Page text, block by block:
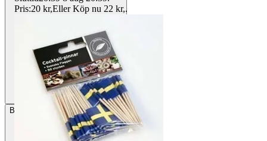
Betalning Via Tradera
Pris:20 kr,Eller Köp nu 22 kr,.